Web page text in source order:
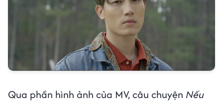
Qua phần hình ảnh của MV, câu chuyện Nếu